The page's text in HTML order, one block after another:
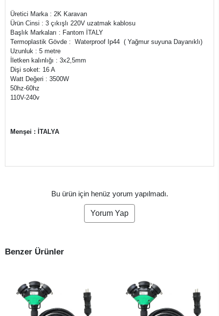
Üretici Marka : 2K Karavan
Ürün Cinsi : 3 çıkışlı 220V uzatmak kablosu
Başlık Markaları : Fantom İTALY
Termoplastik Gövde : Waterproof Ip44 ( Yağmur suyuna Dayanıklı)
Uzunluk : 5 metre
İletken kalınlığı : 3x2,5mm
Dişi soket: 16 A
Watt Değeri : 3500W
50hz-60hz
110V-240v
Menşei : İTALYA
Bu ürün için henüz yorum yapılmadı.
Yorum Yap
Benzer Ürünler